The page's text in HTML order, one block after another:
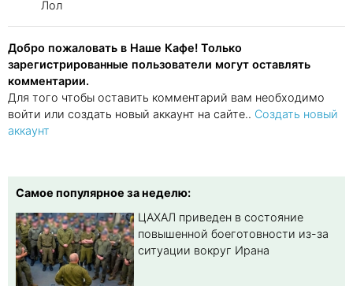
Лол
Добро пожаловать в Наше Кафе! Только
зарегистрированные пользователи могут оставлять
комментарии.
Для того чтобы оставить комментарий вам необходимо
войти или создать новый аккаунт на сайте.. Создать новый
аккаунт
Самое популярное за неделю:
ЦАХАЛ приведен в состояние
повышенной боеготовности из-за
ситуации вокруг Ирана